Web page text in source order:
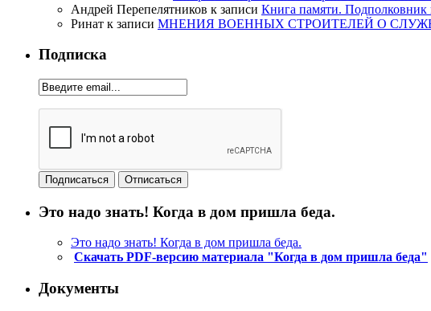
Андрей Перепелятников к записи Книга памяти.
Ринат к записи МНЕНИЯ ВОЕННЫХ СТРОИТЕЛЕЙ О
Подписка
Это надо знать! Когда в дом пришла беда.
Это надо знать! Когда в дом пришла беда.
Скачать PDF-версию материала "Когда в дом пришла беда"
Документы